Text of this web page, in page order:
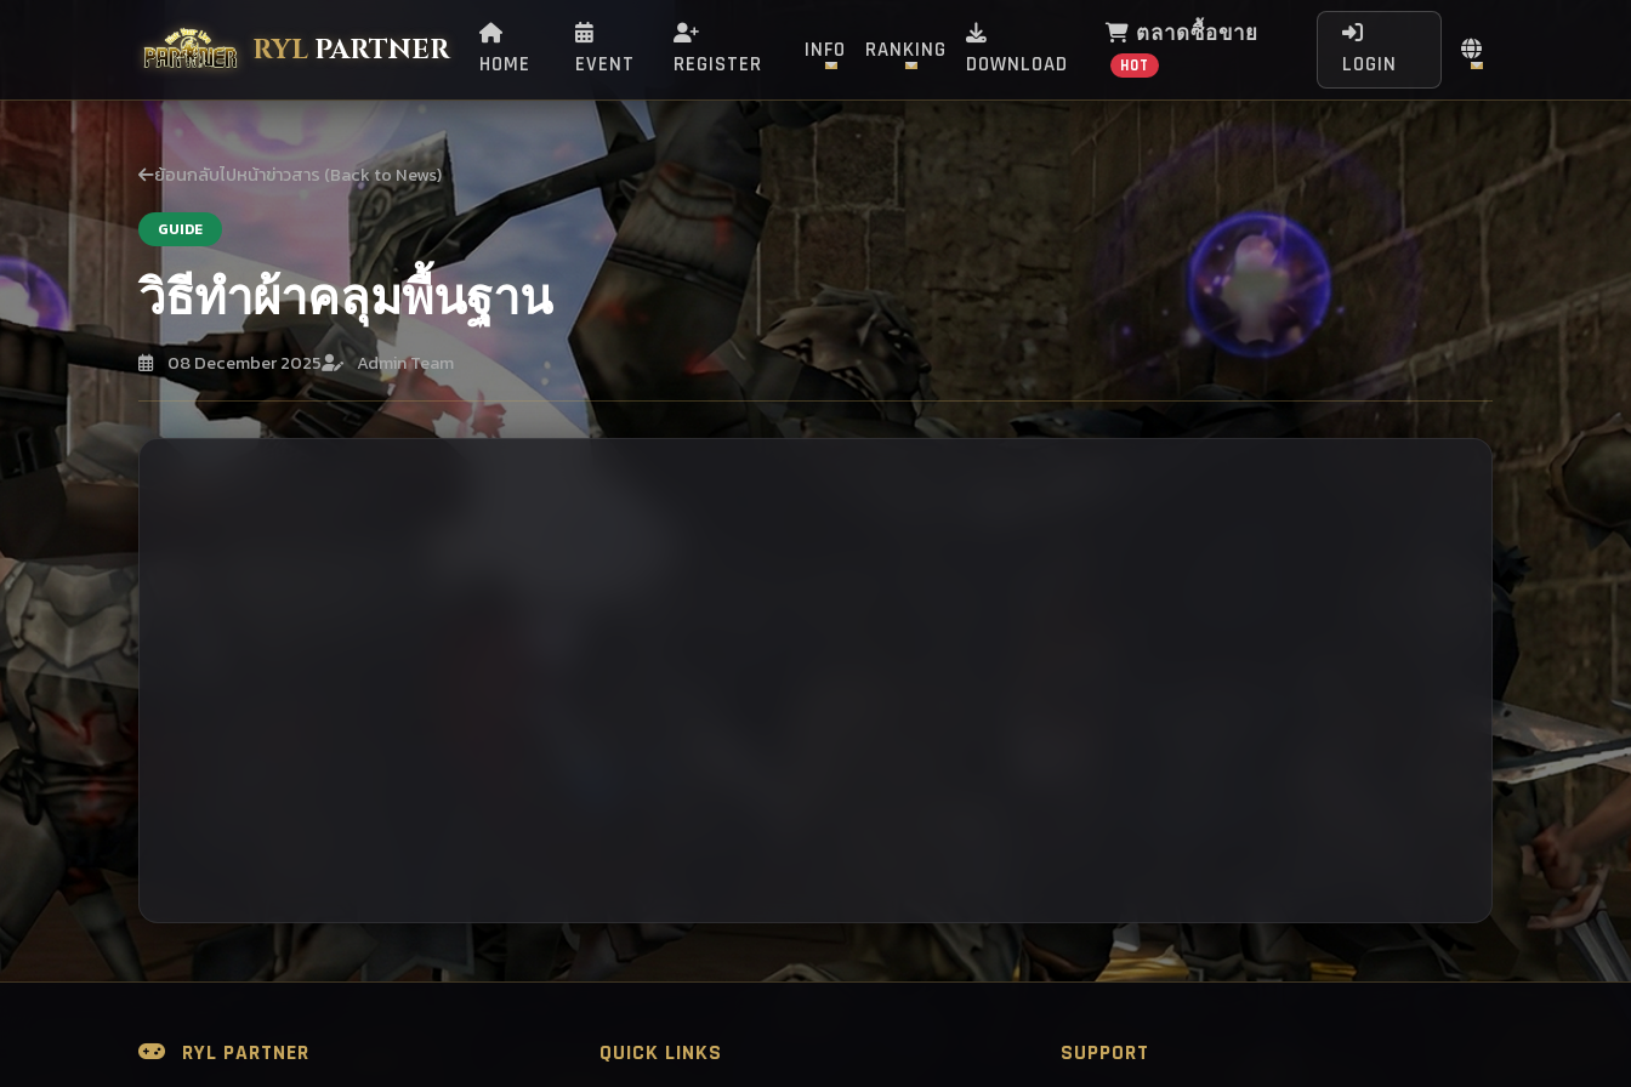
RYL PARTNER HOME EVENT REGISTER
INFO RANKING
DOWNLOAD
ตลาดซื้อขาย
HOT LOGIN
ย้อนกลับไปหน้าข่าวสาร (Back to News)
GUIDE
วิธีทำผ้าคลุมพื้นฐาน
08 December 2025 Admin Team
RYL PARTNER QUICK LINKS SUPPORT